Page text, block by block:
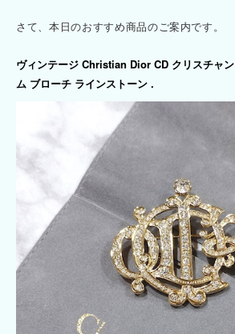
さて、本日のおすすめ商品のご案内です。
ヴィンテージ Christian Dior CD クリスチャン
ム ブローチ ラインストーン .